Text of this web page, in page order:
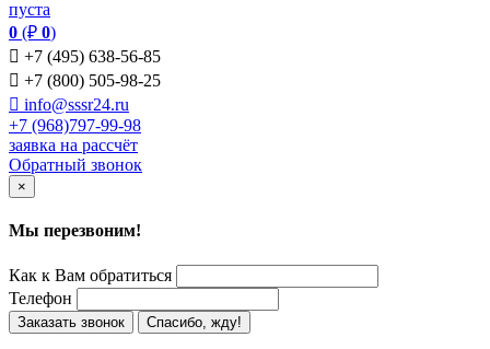
пуста
0 (₽ 0)
 +7 (495) 638-56-85
 +7 (800) 505-98-25
 info@sssr24.ru
+7 (968)797-99-98
заявка на рассчёт
Обратный звонок
×
Мы перезвоним!
Как к Вам обратиться
Телефон
Заказать звонок Спасибо, жду!